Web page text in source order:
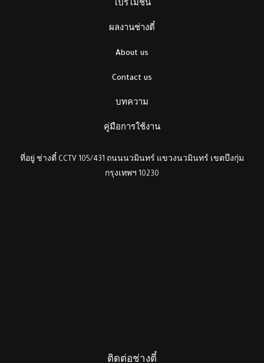
โปรโมชั่น
ผลงานช่างตี๋
About us
Contact us
บทความ
คู่มือการใช้งาน
ที่อยู่ ช่างตี๋ CCTV 105/431 ถนนนวมินทร์ แขวงนวมินทร์ เขตบึงกุ่ม
กรุงเทพฯ 10230
ติดต่อช่างตี๋